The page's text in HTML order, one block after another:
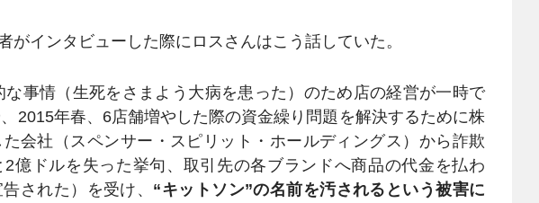
がインタビューした際にロスさんはこう話していた。
な事情（生死をさまよう大病を患った）のため店の経営が一時で
2015年春、6店舗増やした際の資金繰り問題を解決するために株
会社（スペンサー・スピリット・ホールディングス）から詐欺
2億ドルを失った挙句、取引先の各ブランドへ商品の代金を払わ
された）を受け、 “キットソン”の名前を汚されるという被害に